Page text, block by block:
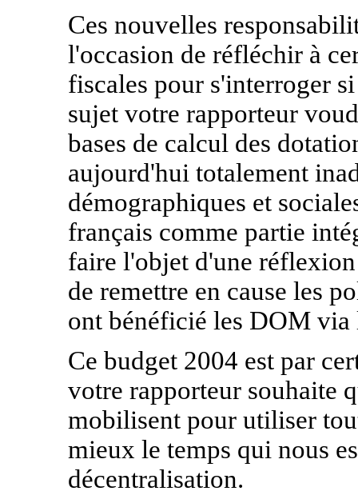
Ces nouvelles
l'occasion de réfléchir à
fiscales pour s'interroger
sujet votre rapporteur
bases de calcul des
aujourd'hui totalement
démographiques et
français comme partie
faire l'objet d'une
de remettre en cause les
ont bénéficié les DOM via
Ce budget 2004 est par
votre rapporteur souhaite
mobilisent pour utiliser
mieux le temps qui nous
décentralisation.